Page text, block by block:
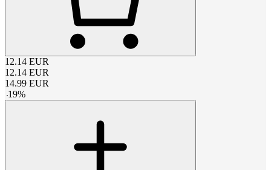
12.14 EUR
12.14 EUR
14.99 EUR
-19%